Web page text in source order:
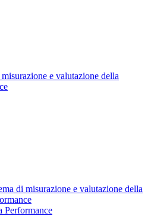
e valutazione della
di misurazione e valutazione della
Performance